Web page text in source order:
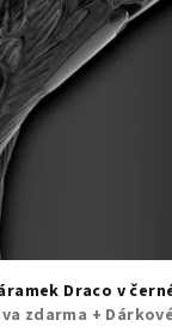
Draco v
zdarma +